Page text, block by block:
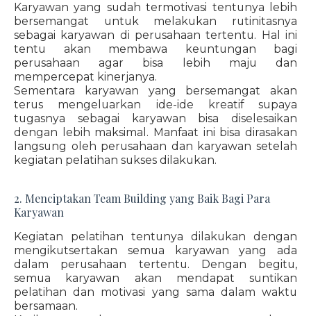
Karyawan yang sudah termotivasi tentunya lebih
bersemangat untuk melakukan rutinitasnya
sebagai karyawan di perusahaan tertentu. Hal ini
tentu akan membawa keuntungan bagi
perusahaan agar bisa lebih maju dan
mempercepat kinerjanya.
Sementara karyawan yang bersemangat akan
terus mengeluarkan ide-ide kreatif supaya
tugasnya sebagai karyawan bisa diselesaikan
dengan lebih maksimal. Manfaat ini bisa dirasakan
langsung oleh perusahaan dan karyawan setelah
kegiatan pelatihan sukses dilakukan.
2. Menciptakan Team Building yang Baik Bagi Para
Karyawan
Kegiatan pelatihan tentunya dilakukan dengan
mengikutsertakan semua karyawan yang ada
dalam perusahaan tertentu. Dengan begitu,
semua karyawan akan mendapat suntikan
pelatihan dan motivasi yang sama dalam waktu
bersamaan.